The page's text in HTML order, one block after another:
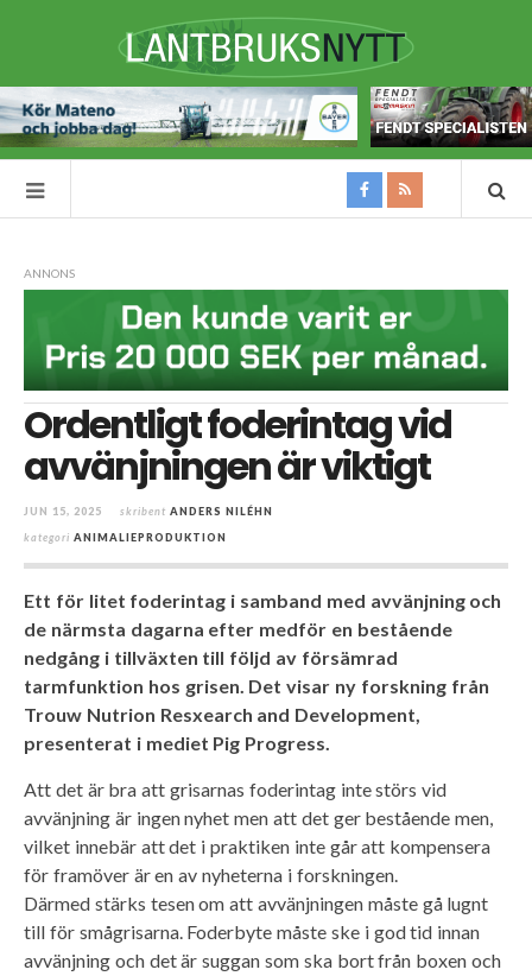
ANNONS
Ordentligt foderintag vid
avvänjningen är viktigt
JUN 15, 2025 skribent ANDERS NILÉHN
kategori ANIMALIEPRODUKTION
Ett för litet foderintag i samband med avvänjning och
de närmsta dagarna efter medför en bestående
nedgång i tillväxten till följd av försämrad
tarmfunktion hos grisen. Det visar ny forskning från
Trouw Nutrion Resxearch and Development,
presenterat i mediet Pig Progress.
Att det är bra att grisarnas foderintag inte störs vid
avvänjning är ingen nyhet men att det ger bestående men,
vilket innebär att det i praktiken inte går att kompensera
för framöver är en av nyheterna i forskningen.
Därmed stärks tesen om att avvänjningen måste gå lugnt
till för smågrisarna. Foderbyte måste ske i god tid innan
avvänjning och det är suggan som ska bort från boxen och